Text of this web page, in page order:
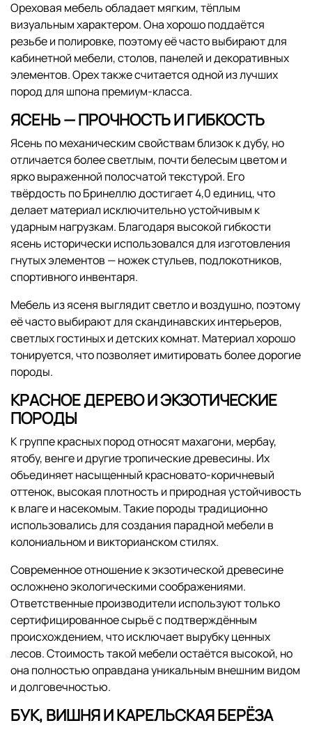
Ореховая мебель обладает мягким, тёплым
визуальным характером. Она хорошо поддаётся
резьбе и полировке, поэтому её часто выбирают для
кабинетной мебели, столов, панелей и декоративных
элементов. Орех также считается одной из лучших
пород для шпона премиум-класса.
ЯСЕНЬ — ПРОЧНОСТЬ И ГИБКОСТЬ
Ясень по механическим свойствам близок к дубу, но
отличается более светлым, почти белесым цветом и
ярко выраженной полосчатой текстурой. Его
твёрдость по Бринеллю достигает 4,0 единиц, что
делает материал исключительно устойчивым к
ударным нагрузкам. Благодаря высокой гибкости
ясень исторически использовался для изготовления
гнутых элементов — ножек стульев, подлокотников,
спортивного инвентаря.
Мебель из ясеня выглядит светло и воздушно, поэтому
её часто выбирают для скандинавских интерьеров,
светлых гостиных и детских комнат. Материал хорошо
тонируется, что позволяет имитировать более дорогие
породы.
КРАСНОЕ ДЕРЕВО И ЭКЗОТИЧЕСКИЕ
ПОРОДЫ
К группе красных пород относят махагони, мербау,
ятобу, венге и другие тропические древесины. Их
объединяет насыщенный красновато-коричневый
оттенок, высокая плотность и природная устойчивость
к влаге и насекомым. Такие породы традиционно
использовались для создания парадной мебели в
колониальном и викторианском стилях.
Современное отношение к экзотической древесине
осложнено экологическими соображениями.
Ответственные производители используют только
сертифицированное сырьё с подтверждённым
происхождением, что исключает вырубку ценных
лесов. Стоимость такой мебели остаётся высокой, но
она полностью оправдана уникальным внешним видом
и долговечностью.
БУК, ВИШНЯ И КАРЕЛЬСКАЯ БЕРЁЗА